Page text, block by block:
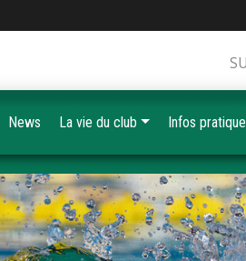
News La vie du club Infos